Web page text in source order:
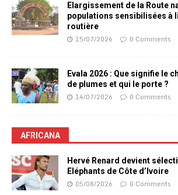
Elargissement de la Route
populations sensibilisées à
routière
15/07/2026 0 Comments
Evala 2026 : Que signifie le
de plumes et qui le porte ?
14/07/2026 0 Comments
AFRICANA
Hervé Renard devient
Eléphants de Côte d’Ivoire
05/08/2026 0 Comments